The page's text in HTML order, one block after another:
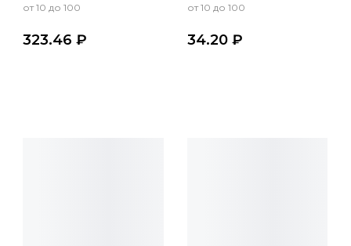
от 10 до 100
323.46 ₽
от 10 до 100
34.20 ₽